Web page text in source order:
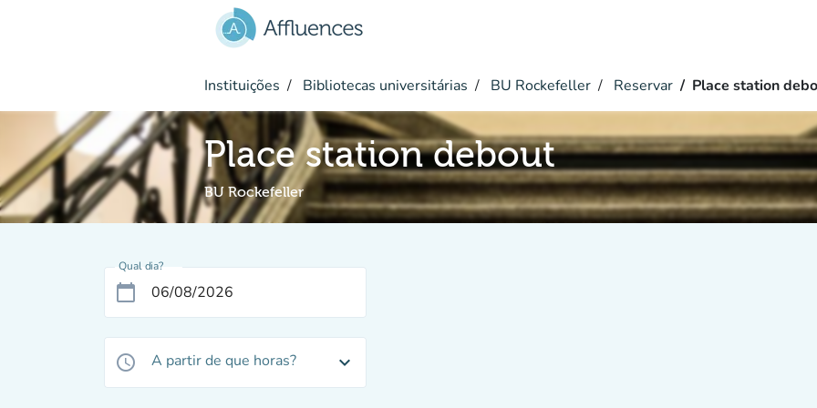
Instituições Bibliotecas universitárias BU Rockefeller Reservar Place station
Place station debout
BU Rockefeller
Qual dia?
calendar_today
access_time A partir de que horas? expand_more